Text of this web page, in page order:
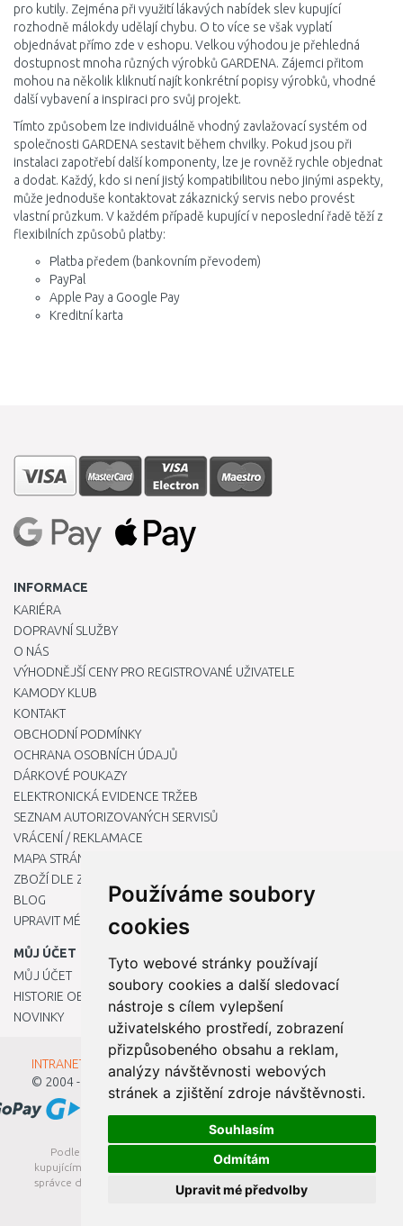
Používáme soubory
cookies
Tyto webové stránky používají
soubory cookies a další sledovací
nástroje s cílem vylepšení
uživatelského prostředí, zobrazení
přizpůsobeného obsahu a reklam,
analýzy návštěvnosti webových
stránek a zjištění zdroje návštěvnosti.
Souhlasím
Odmítám
Upravit mé předvolby
pro kutily. Zejména při využití lákavých nabídek slev kupující
rozhodně málokdy udělají chybu. O to více se však vyplatí
objednávat přímo zde v eshopu. Velkou výhodou je přehledná
dostupnost mnoha různých výrobků GARDENA. Zájemci přitom
mohou na několik kliknutí najít konkrétní popisy výrobků, vhodné
další vybavení a inspiraci pro svůj projekt.
Tímto způsobem lze individuálně vhodný zavlažovací systém od
společnosti GARDENA sestavit během chvilky. Pokud jsou při
instalaci zapotřebí další komponenty, lze je rovněž rychle objednat
a dodat. Každý, kdo si není jistý kompatibilitou nebo jinými aspekty,
může jednoduše kontaktovat zákaznický servis nebo provést
vlastní průzkum. V každém případě kupující v neposlední řadě těží z
flexibilních způsobů platby:
Platba předem (bankovním převodem)
PayPal
Apple Pay a Google Pay
Kreditní karta
INFORMACE
KARIÉRA
DOPRAVNÍ SLUŽBY
O NÁS
VÝHODNĚJŠÍ CENY PRO REGISTROVANÉ UŽIVATELE
KAMODY KLUB
KONTAKT
OBCHODNÍ PODMÍNKY
OCHRANA OSOBNÍCH ÚDAJŮ
DÁRKOVÉ POUKAZY
ELEKTRONICKÁ EVIDENCE TRŽEB
SEZNAM AUTORIZOVANÝCH SERVISŮ
VRÁCENÍ / REKLAMACE
MAPA STRÁNKY
ZBOŽÍ DLE ZNAČEK
BLOG
UPRAVIT MÉ PŘEDVOLBY COOKIES
MŮJ ÚČET
MŮJ ÚČET
HISTORIE OBJEDNÁVEK
NOVINKY
INTRANET - Přihlášení pro zaměstnance
© 2004 - 2026
Kamody s.r.o.
Podle zákona o evidenci tržeb je prodávající povinen vystavit
kupujícímu účtenku. Zároveň je povinen zaevidovat přijatou tržbu u
správce daně online; v případě technického výpadku pak nejpozději
do 48 hodin.